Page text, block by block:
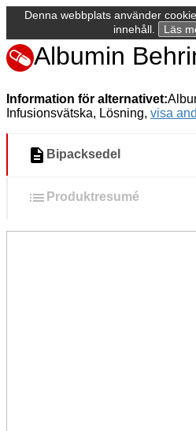
Denna webbplats använder
innehåll.
Läs
Albumin
Information för alternativet:
Infusionsvätska, Lösning, visa
Bipacksedel
Produktresumé